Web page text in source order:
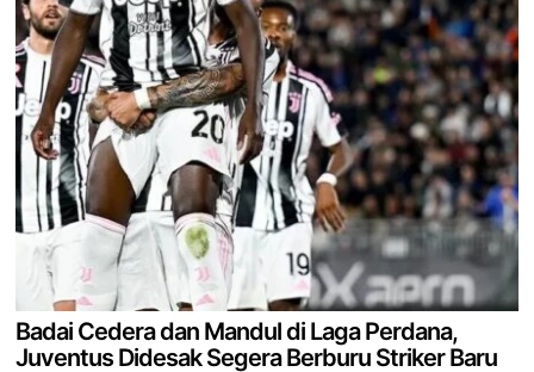
Badai Cedera dan Mandul di Laga Perdana,
Juventus Didesak Segera Berburu Striker Baru